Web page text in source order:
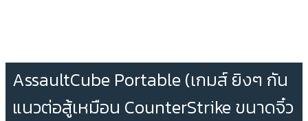
AssaultCube Portable (เกมส์ ยิงๆ กัน
แนวต่อสู้เหมือน CounterStrike ขนาดจิ๋ว